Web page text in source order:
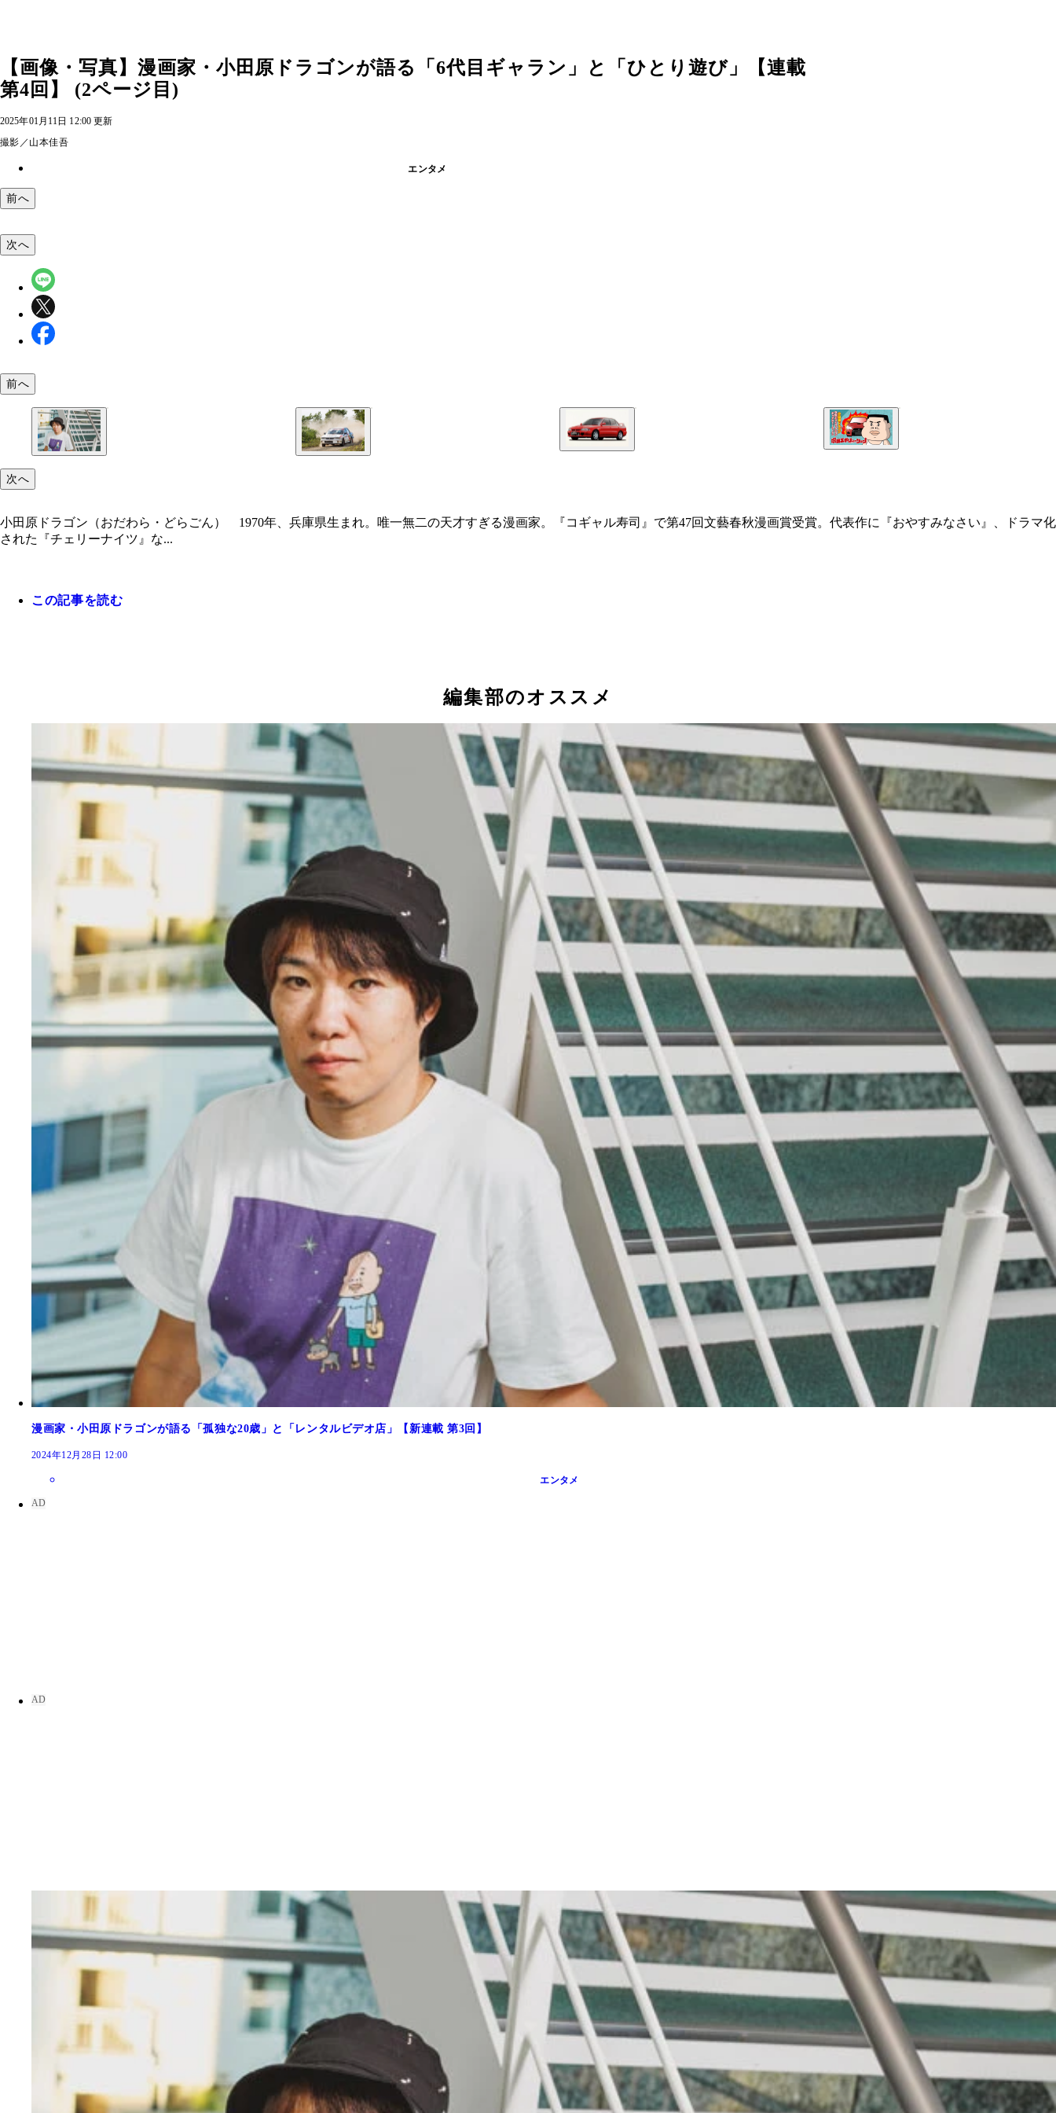
【画像・写真】漫画家・小田原ドラゴンが語る「6代目ギャラン」と「ひとり遊び」【連載
第4回】 (2ページ目)
2025年01月11日 12:00 更新
撮影／山本佳吾
エンタメ
前へ
小田原ドラゴン（おだわら・どらごん） 1970年、兵庫県生まれ。唯一無二の天才すぎる漫画家。『コギャル寿司』で第47回文藝春秋漫画賞受賞。代表作に『おやすみなさい
ラマ化された『チェリーナイツ』など。最新作に『今夜は車内でおやすみなさい。』
小田原先生が25歳のときに購入した6代目ギャランは、ラリーで世界を席巻したモデルでもある（撮影／山本佳吾）
23年間、常に進化を続けてきたランサーエボリューション。写真は初代モデル（写真提供／三菱自動車）
『堀田エボリューション』（©小田原ドラゴン／集英社）は毎月第2／第4土曜日に更新。現在、全話無料配信中
次へ
前へ
次へ
小田原ドラゴン（おだわら・どらごん） 1970年、兵庫県生まれ。唯一無二の天才すぎる漫画家。『コギャル寿司』で第47回文藝春秋漫画賞受賞。代表作に『おやすみなさい』、ドラマ化
された『チェリーナイツ』な...
この記事を読む
編集部のオススメ
漫画家・小田原ドラゴンが語る「孤独な20歳」と「レンタルビデオ店」【新連載 第3回】
2024年12月28日 12:00
エンタメ